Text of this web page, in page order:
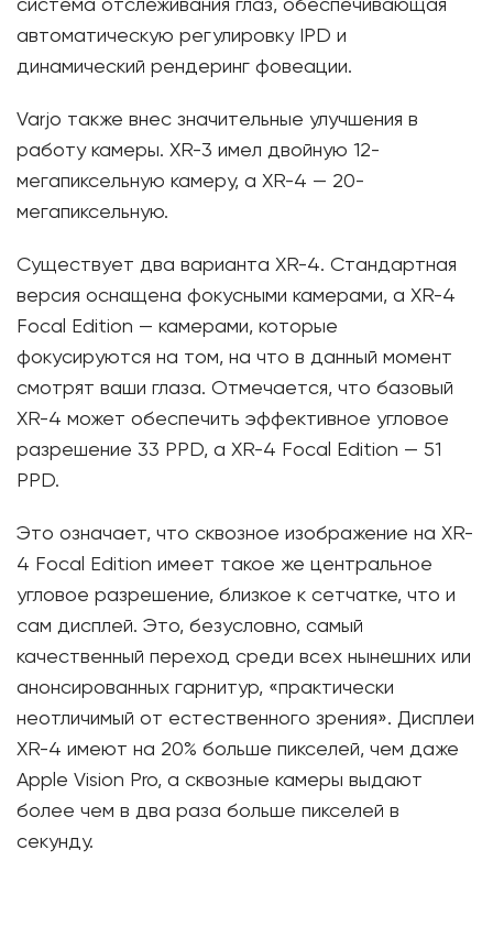
система отслеживания глаз, обеспечивающая
автоматическую регулировку IPD и
динамический рендеринг фовеации.
Varjo также внес значительные улучшения в
работу камеры. XR-3 имел двойную 12-
мегапиксельную камеру, а XR-4 — 20-
мегапиксельную.
Существует два варианта XR-4. Стандартная
версия оснащена фокусными камерами, а XR-4
Focal Edition — камерами, которые
фокусируются на том, на что в данный момент
смотрят ваши глаза. Отмечается, что базовый
XR-4 может обеспечить эффективное угловое
разрешение 33 PPD, а XR-4 Focal Edition — 51
PPD.
Это означает, что сквозное изображение на XR-
4 Focal Edition имеет такое же центральное
угловое разрешение, близкое к сетчатке, что и
сам дисплей. Это, безусловно, самый
качественный переход среди всех нынешних или
анонсированных гарнитур, «практически
неотличимый от естественного зрения». Дисплеи
XR-4 имеют на 20% больше пикселей, чем даже
Apple Vision Pro, а сквозные камеры выдают
более чем в два раза больше пикселей в
секунду.